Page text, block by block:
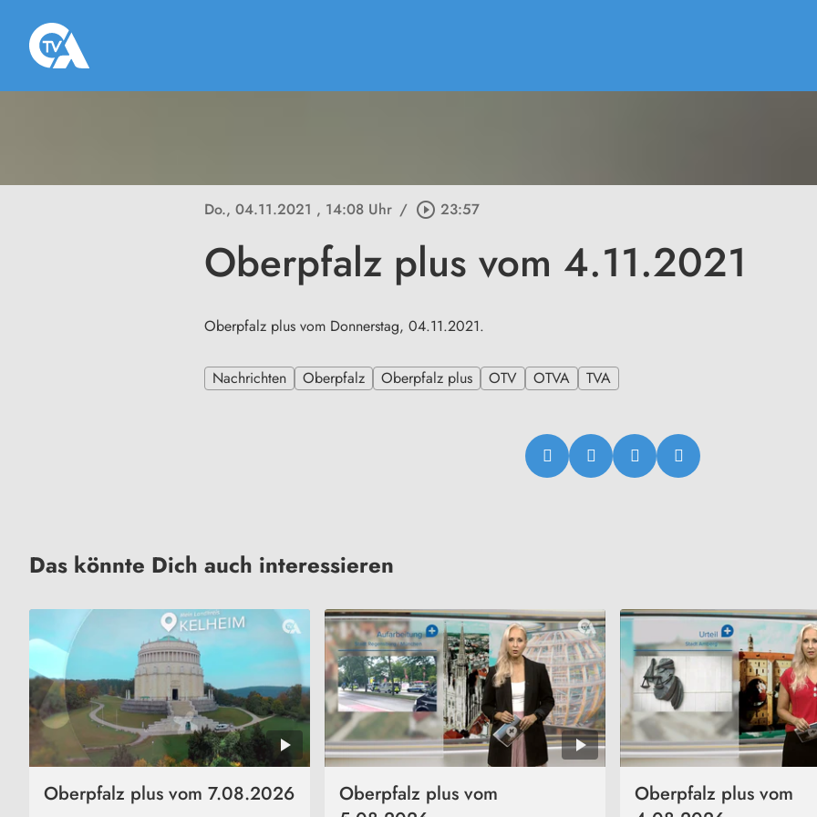
Do., 04.11.2021 , 14:08 Uhr / play_circle_outline 23:57
Oberpfalz plus vom 4.11.2021
Oberpfalz plus vom Donnerstag, 04.11.2021.
Nachrichten Oberpfalz Oberpfalz plus OTV OTVA TVA
Das könnte Dich auch interessieren
Oberpfalz plus vom 7.08.2026
Oberpfalz plus vom
Oberpfalz plus vom